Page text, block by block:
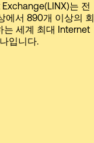
는 전
에서 890개 이상의 회
는 세계 최대 Internet
입니다.